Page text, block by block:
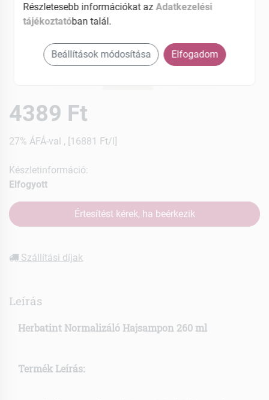
4389 Ft
27% ÁFÁ-val , [16881 Ft/l]
Készletinformáció:
Elfogyott
Értesítést kérek, ha beérkezik
Szállítási díjak
Leírás
Herbatint Normalizáló Hajsampon 260 ml
Termék Leírás:
Részletesebb információkat az Adatkezelési
tájékoztatóban talál.
Beállítások módosítása Elfogadom